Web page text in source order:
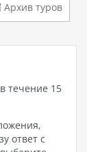
течение 15
ответ с
Архив туров